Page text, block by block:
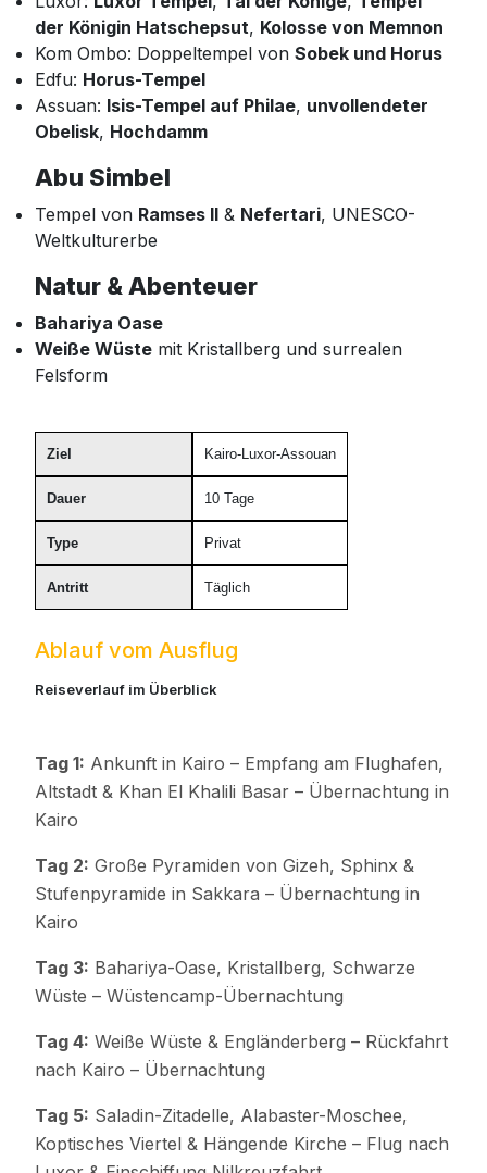
der Königin Hatschepsut, Kolosse von Memnon
Kom Ombo: Doppeltempel von Sobek und Horus
Edfu: Horus-Tempel
Assuan: Isis-Tempel auf Philae, unvollendeter
Obelisk, Hochdamm
Abu Simbel
Tempel von Ramses II & Nefertari, UNESCO-
Weltkulturerbe
Natur & Abenteuer
Bahariya Oase
Weiße Wüste mit Kristallberg und surrealen
Felsform
Ziel
Dauer
Type
Antritt
Kairo-Luxor-Assouan
10 Tage
Privat
Täglich
Ablauf vom Ausflug
Reiseverlauf im Überblick
Tag 1: Ankunft in Kairo – Empfang am Flughafen,
Altstadt & Khan El Khalili Basar – Übernachtung in
Kairo
Tag 2: Große Pyramiden von Gizeh, Sphinx &
Stufenpyramide in Sakkara – Übernachtung in
Kairo
Tag 3: Bahariya-Oase, Kristallberg, Schwarze
Wüste – Wüstencamp-Übernachtung
Tag 4: Weiße Wüste & Engländerberg – Rückfahrt
nach Kairo – Übernachtung
Tag 5: Saladin-Zitadelle, Alabaster-Moschee,
Koptisches Viertel & Hängende Kirche – Flug nach